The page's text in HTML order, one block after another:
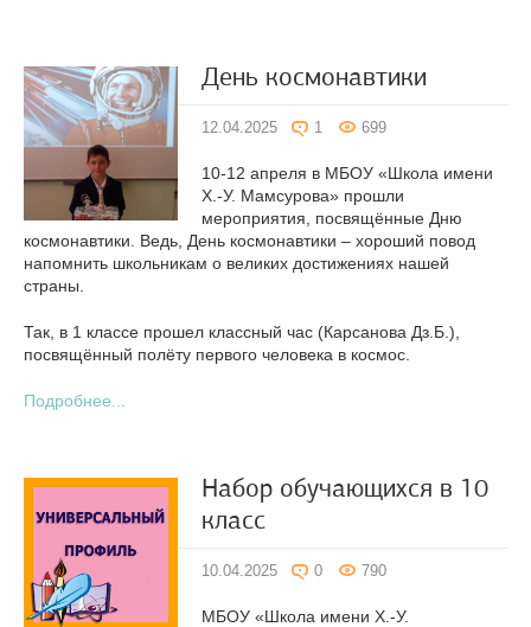
День космонавтики
12.04.2025 1 699
10-12 апреля в МБОУ «Школа имени
Х.-У. Мамсурова» прошли
мероприятия, посвящённые Дню
космонавтики. Ведь, День космонавтики – хороший повод
напомнить школьникам о великих достижениях нашей
страны.
Так, в 1 классе прошел классный час (Карсанова Дз.Б.),
посвящённый полёту первого человека в космос.
Подробнее...
Набор обучающихся в 10
класс
10.04.2025 0 790
МБОУ «Школа имени Х.-У.